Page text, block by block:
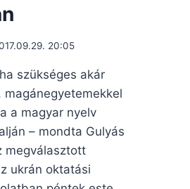
20:05
szükséges akár
magánegyetemekkel
a magyar nyelv
– mondta Gulyás
megválasztott
ukrán oktatási